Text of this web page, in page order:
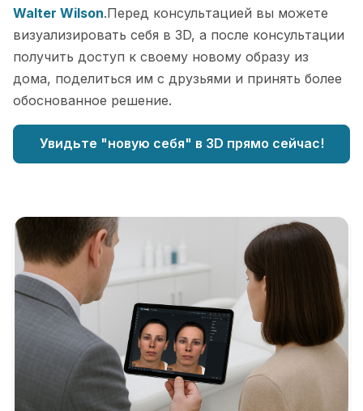
Walter Wilson.Перед консультацией вы можете
визуализировать себя в 3D, а после консультации
получить доступ к своему новому образу из
дома, поделиться им с друзьями и принять более
обоснованное решение.
Увидьте "новую себя" в 3D прямо сейчас!